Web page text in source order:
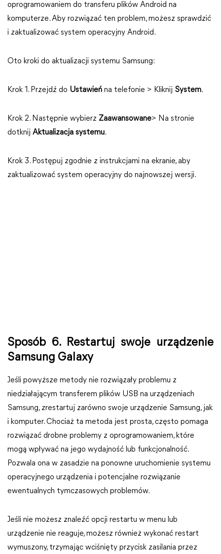
oprogramowaniem do transferu plików Android na
komputerze. Aby rozwiązać ten problem, możesz sprawdzić
i zaktualizować system operacyjny Android.
Oto kroki do aktualizacji systemu Samsung:
Krok 1. Przejdź do Ustawień na telefonie > Kliknij System.
Krok 2. Następnie wybierz Zaawansowane> Na stronie
dotknij Aktualizacja systemu.
Krok 3. Postępuj zgodnie z instrukcjami na ekranie, aby
zaktualizować system operacyjny do najnowszej wersji.
Sposób 6. Restartuj swoje urządzenie
Samsung Galaxy
Jeśli powyższe metody nie rozwiązały problemu z
niedziałającym transferem plików USB na urządzeniach
Samsung, zrestartuj zarówno swoje urządzenie Samsung, jak
i komputer. Chociaż ta metoda jest prosta, często pomaga
rozwiązać drobne problemy z oprogramowaniem, które
mogą wpływać na jego wydajność lub funkcjonalność.
Pozwala ona w zasadzie na ponowne uruchomienie systemu
operacyjnego urządzenia i potencjalne rozwiązanie
ewentualnych tymczasowych problemów.
Jeśli nie możesz znaleźć opcji restartu w menu lub
urządzenie nie reaguje, możesz również wykonać restart
wymuszony, trzymając wciśnięty przycisk zasilania przez